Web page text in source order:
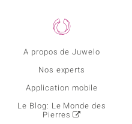
A propos de Juwelo
Nos experts
Application mobile
Le Blog: Le Monde des
Pierres